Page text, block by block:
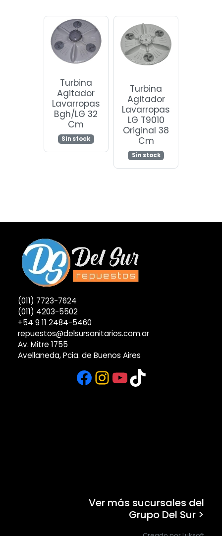
Turbina
Agitador
Lavarropas
Bgh/LG 32
Cm
Sin stock
Turbina
Agitador
Lavarropas
LG T9010
Original 38
Cm
Sin stock
(011) 7723-7624
(011) 4203-5502
+54 9 11 2484-5460
repuestos@delsursanitarios.com.ar
Av. Mitre 1755
Avellaneda, Pcia. de Buenos Aires
Facebook
Instagram
YouTube
TikTok
Ver más sucursales del
Grupo Del Sur >